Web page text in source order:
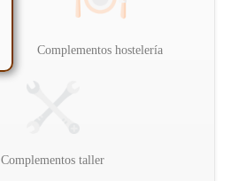
Complementos hostelería
Complementos taller